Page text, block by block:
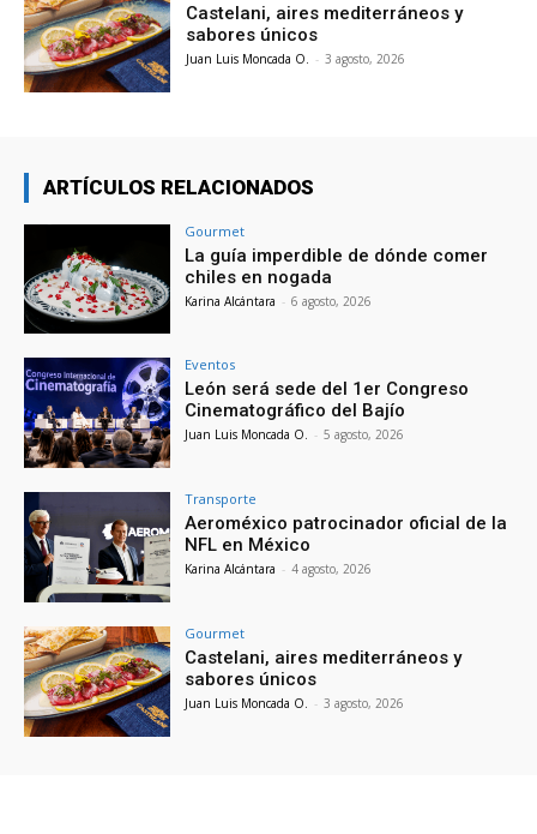
Castelani, aires mediterráneos y
sabores únicos
Juan Luis Moncada O. - 3 agosto, 2026
ARTÍCULOS RELACIONADOS
Gourmet
La guía imperdible de dónde comer
chiles en nogada
Karina Alcántara - 6 agosto, 2026
Eventos
León será sede del 1er Congreso
Cinematográfico del Bajío
Juan Luis Moncada O. - 5 agosto, 2026
Transporte
Aeroméxico patrocinador oficial de la
NFL en México
Karina Alcántara - 4 agosto, 2026
Gourmet
Castelani, aires mediterráneos y
sabores únicos
Juan Luis Moncada O. - 3 agosto, 2026